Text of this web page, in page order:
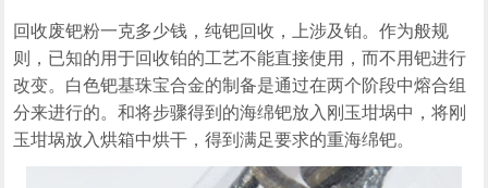
回收废钯粉一克多少钱，纯钯回收，上涉及铂。作为般规
则，已知的用于回收铂的工艺不能直接使用，而不用钯进行
改变。白色钯基珠宝合金的制备是通过在两个阶段中熔合组
分来进行的。和将步骤得到的海绵钯放入刚玉坩埚中，将刚
玉坩埚放入烘箱中烘干，得到满足要求的重海绵钯。